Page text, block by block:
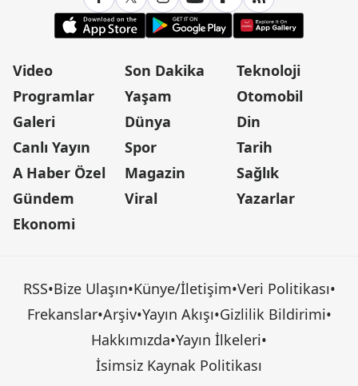
Video
Programlar
Galeri
Canlı Yayın
A Haber Özel
Gündem
Ekonomi
Son Dakika
Yaşam
Dünya
Spor
Magazin
Viral
Teknoloji
Otomobil
Din
Tarih
Sağlık
Yazarlar
RSS•Bize Ulaşın•Künye/İletişim•Veri Politikası•
Frekanslar•Arşiv•Yayın Akışı•Gizlilik Bildirimi•
Hakkımızda•Yayın İlkeleri•
İsimsiz Kaynak Politikası